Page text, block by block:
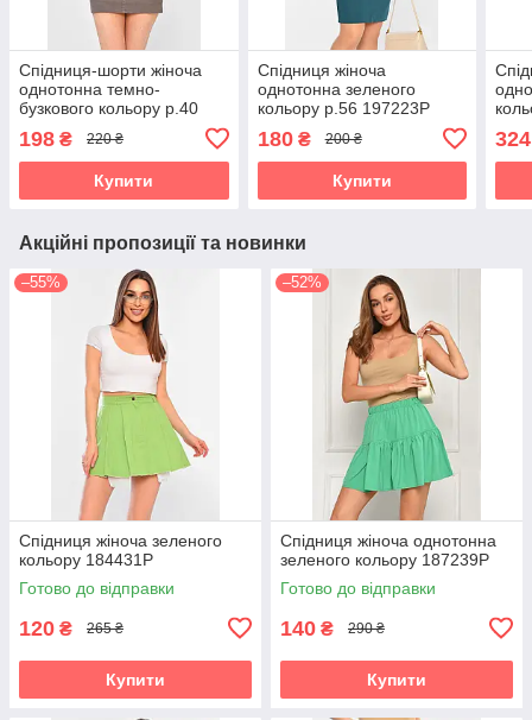
Спідниця-шорти жіноча
однотонна темно-
бузкового кольору р.40
198 ₴ 220 ₴
Купити
Спідниця жіноча
однотонна зеленого
кольору р.56 197223P
180₴ 200 ₴
Купити
324
Акційні пропозиції та новинки
–55%
Спідниця жіноча зеленого
кольору 184431P
Готово до відправки
120 ₴ 265 ₴
Купити
–52%
Спідниця жіноча однотонна
зеленого кольору 187239P
Готово до відправки
140 ₴ 290 ₴
Купити